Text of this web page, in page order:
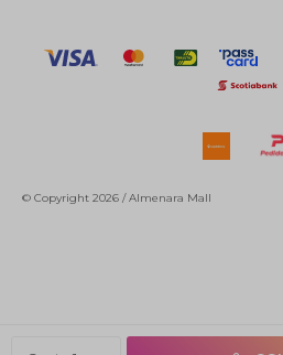
© Copyright 2026 / Almenara Mall